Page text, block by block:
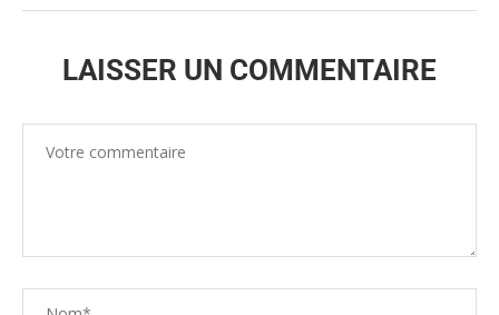
LAISSER UN COMMENTAIRE